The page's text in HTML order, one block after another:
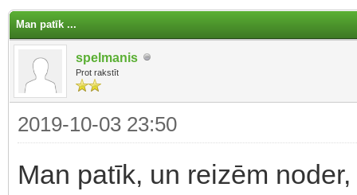
Man patīk ...
spelmanis
Prot rakstīt
2019-10-03 23:50
Man patīk, un reizēm